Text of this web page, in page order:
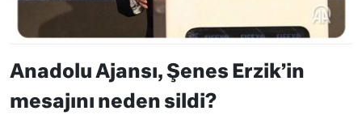
Anadolu Ajansı, Şenes Erzik’in
mesajını neden sildi?